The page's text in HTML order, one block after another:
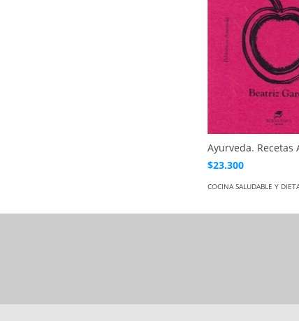
Ayurveda. Recetas
$23.300
COCINA SALUDABLE Y